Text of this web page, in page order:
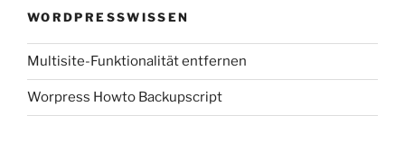
WORDPRESSWISSEN
Multisite-Funktionalität entfernen
Worpress Howto Backupscript